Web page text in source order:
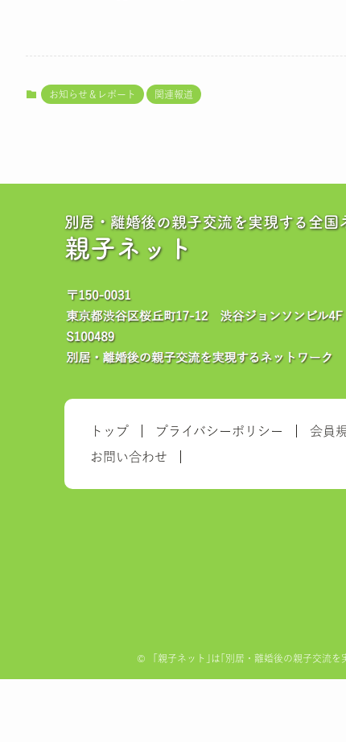
お知らせ＆レポート 関連報道
別居・離婚後の親子交流を実現する全国
親子ネット
トップ プライバシーポリシー 会員
お問い合わせ
© 「親子ネット｣は｢別居・離婚後の親子交流